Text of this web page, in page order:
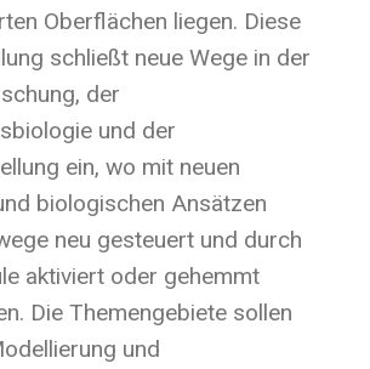
Oberflächen liegen. Diese
schließt neue Wege in der
der
und der
ein, wo mit neuen
biologischen Ansätzen
neu gesteuert und durch
aktiviert oder gehemmt
Die Themengebiete sollen
und